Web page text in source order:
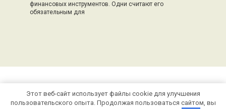
финансовых инструментов. Одни считают его
обязательным для
© 2026 portfelinvestor.ru
Этот веб-сайт использует файлы cookie для улучшения
пользовательского опыта. Продолжая пользоваться сайтом, вы